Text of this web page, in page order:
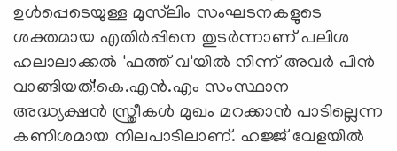
ഉൾപ്പെടെയുള്ള മുസ്‌ലിം സംഘടനകളുടെ
ശക്തമായ എതിർപ്പിനെ തുടർന്നാണ് പലിശ
ഹലാലാക്കൽ 'ഫത്ത് വ'യിൽ നിന്ന് അവർ പിൻ
വാങ്ങിയത്!കെ.എൻ.എം സംസ്ഥാന
അദ്ധ്യക്ഷൻ സ്ത്രീകൾ മുഖം മറക്കാൻ പാടില്ലെന്ന
കണിശമായ നിലപാടിലാണ്. ഹജ്ജ് വേളയിൽ